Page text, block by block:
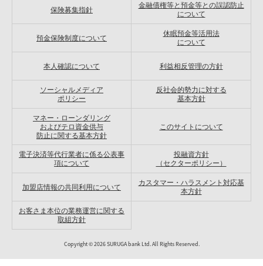
保険募集指針
金融債権等と預金等との誤認防止
について
預金保険制度について
休眠預金等活用法
について
本人確認について 利益相反管理の方針
ソーシャルメディア
ポリシー
反社会的勢力に対する
基本方針
マネー・ローンダリング
およびテロ資金供与
防止に関する基本方針
このサイトについて
電子決済等代行業者に係る公表事
項について
投融資方針
（セクターポリシー）
加盟店情報の共同利用について
カスタマー・ハラスメント対応基
本方針
お客さま本位の業務運営に関する
取組方針
Copyright ©2026SURUGA bank Ltd. All Rights Reserved.